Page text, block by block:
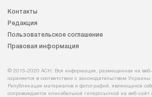
Контакты
Редакция
Пользовательское соглашение
Правовая информация
© 2015-2020 АСН. Вся информация, размещенная на веб-
охраняется в соответствии с законодательством
Републикация материалов и фотографий, являющихся
сопровождается кликабельной гиперссылкой на веб-сайт